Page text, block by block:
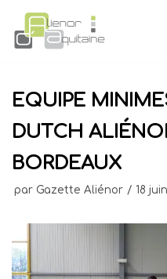
Aller
au
EQUIPE
DUTCH
BORDEAUX
par Gazette Aliénor 18